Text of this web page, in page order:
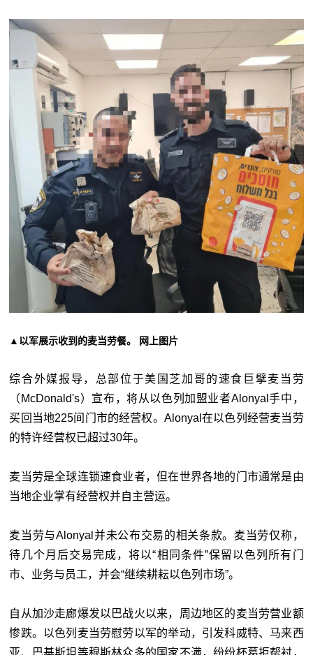
▲以军展示收到的麦当劳餐。 网上图片
综合外媒报导，总部位于美国芝加哥的速食巨擘麦当劳
（McDonald's）宣布，将从以色列加盟业者Alonyal手中，
买回当地225间门市的经营权。Alonyal在以色列经营麦当劳
的特许经营权已超过30年。
麦当劳是全球连锁速食业者，但在世界各地的门市通常是由
当地企业掌有经营权并自主营运。
麦当劳与Alonyal并未公布交易的相关条款。麦当劳仅称，
待几个月后交易完成，将以“相同条件”保留以色列所有门
市、业务与员工，并会“继续耕耘以色列市场”。
自从加沙走廊爆发以巴战火以来，周边地区的麦当劳营业额
惨跌。以色列麦当劳慰劳以军的举动，引发科威特、马来西
亚、巴基斯坦等穆斯林众多的国家不满，纷纷杯葛拒帮衬，